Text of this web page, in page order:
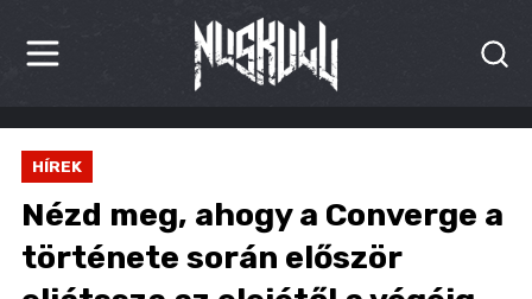
HÍREK
KRITIKÁK
BESZÁMOLÓK
HÍREK
Nézd meg, ahogy a Converge a
története során először